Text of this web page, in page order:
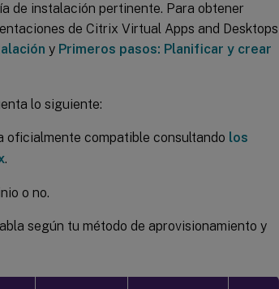
de instalación pertinente. Para obtener
de Citrix Virtual Apps and Desktops
y Primeros pasos: Planificar y crear
lo siguiente:
oficialmente compatible consultando los
.
o no.
según tu método de aprovisionamiento y